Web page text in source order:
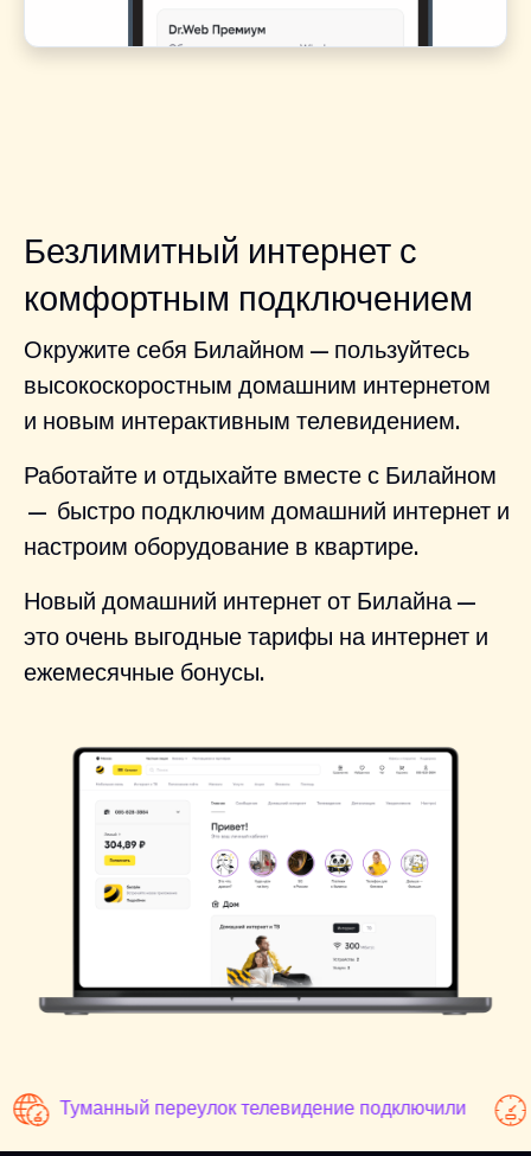
Безлимитный интернет с
комфортным подключением
Окружите себя Билайном — пользуйтесь
высокоскоростным домашним интернетом
и новым интерактивным телевидением.
Работайте и отдыхайте вместе с Билайном
— быстро подключим домашний интернет и
настроим оборудование в квартире.
Новый домашний интернет от Билайна —
это очень выгодные тарифы на интернет и
ежемесячные бонусы.
Туманный переулок телевидение подключили